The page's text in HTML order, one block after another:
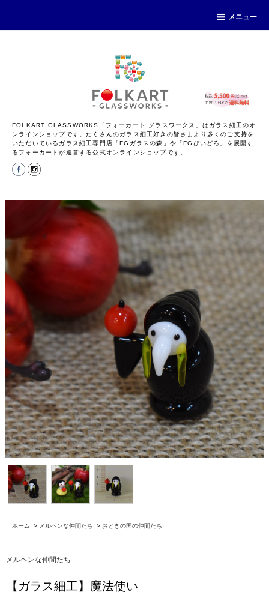
メニュー
FOLKART GLASSWORKS「フォーカート グラスワークス」はガラス細工のオ
ンラインショップです。たくさんのガラス細工好きの皆さまより多くのご支持を
いただいているガラス細工専門店「FGガラスの森」や「FGびいどろ」を展開す
るフォーカートが運営する公式オンラインショップです。
ホーム > メルヘンな仲間たち > おとぎの国の仲間たち
メルヘンな仲間たち
【ガラス細工】魔法使い